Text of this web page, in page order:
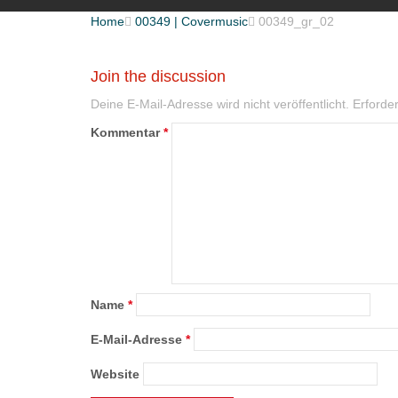
Home 00349 | Covermusic 00349_gr_02
Join the discussion
Deine E-Mail-Adresse wird nicht veröffentlicht.
Kommentar*
Name *
E-Mail-Adresse *
Website